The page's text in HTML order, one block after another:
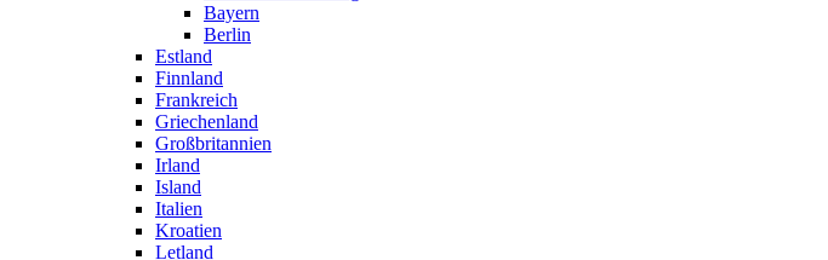
Bayern
Berlin
Estland
Finnland
Frankreich
Griechenland
Großbritannien
Irland
Island
Italien
Kroatien
Letland